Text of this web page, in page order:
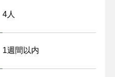
4人
1週間以内